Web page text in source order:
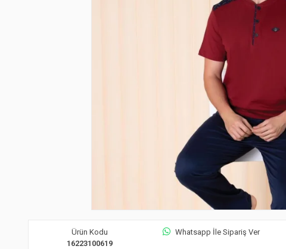
Ürün Kodu
16223100619
Whatsapp İle Sipariş Ver